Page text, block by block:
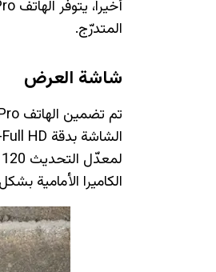
المتدرّج.
شاشة العرض
الكاميرا الأمامية